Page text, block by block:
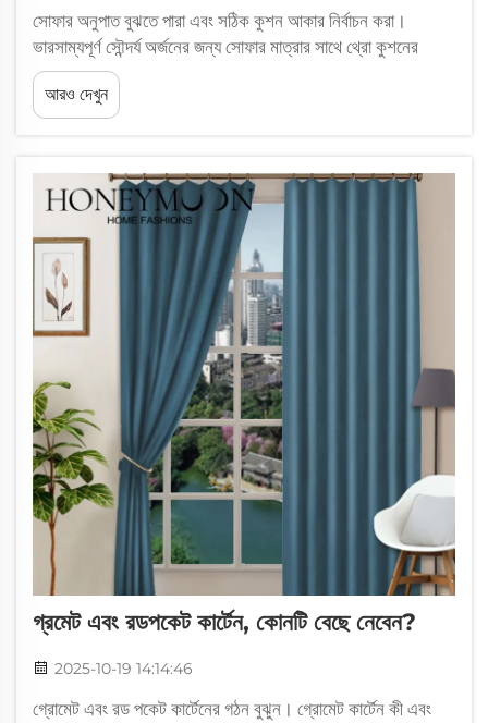
সোফার অনুপাত বুঝতে পারা এবং সঠিক কুশন আকার নির্বাচন করা।
ভারসাম্যপূর্ণ সৌন্দর্য অর্জনের জন্য সোফার মাত্রার সাথে থ্রো কুশনের
আকার মিলিয়ে নেওয়া। সঠিক আকারের কুশন ব্যবহার করলে সোফাটি
কীভাবে ভারসাম্যপূর্ণ দেখায় তার উপর এটি সম্পূর্ণ প্রভাব ফেলে, খুব বেশি বা
কম মনে হওয়া থেকে রক্ষা পাওয়া যায়...
আরও দেখুন
গ্রমেট এবং রডপকেট কার্টেন, কোনটি বেছে নেবেন?
2025-10-19 14:14:46
গ্রোমেট এবং রড পকেট কার্টেনের গঠন বুঝুন। গ্রোমেট কার্টেন কী এবং